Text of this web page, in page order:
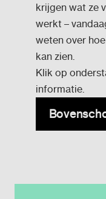
krijgen wat ze
werkt –
weten over
kan zien.
Klik op
informatie.